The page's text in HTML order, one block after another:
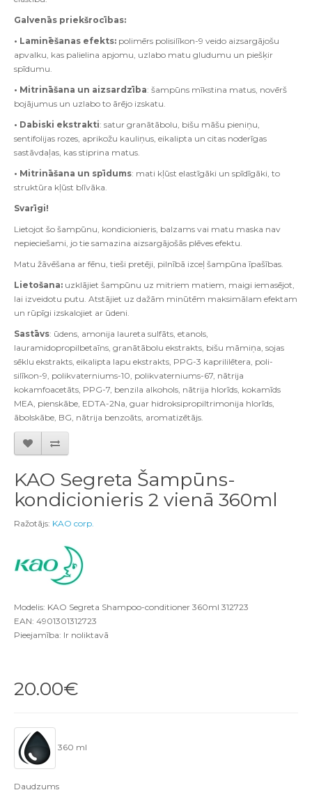
Galvenās priekšrocības:
• Laminēšanas efekts: polimērs polisilīkon-9 veido aizsargājošu
apvalku, kas palielina apjomu, uzlabo matu gludumu un piešķir
spīdumu.
• Mitrināšana un aizsardzība: šampūns mīkstina matus, novērš
bojājumus un uzlabo to ārējo izskatu.
• Dabiski ekstrakti: satur granātābolu, bišu māšu pieniņu,
sentifolijas rozes, aprikožu kauliņus, eikalipta un citas noderīgas
sastāvdaļas, kas stiprina matus.
• Mitrināšana un spīdums: mati kļūst elastīgāki un spīdīgāki, to
struktūra kļūst blīvāka.
Svarīgi!
Lietojot šo šampūnu, kondicionieris, balzams vai matu maska nav
nepieciešami, jo tie samazina aizsargājošās plēves efektu.
Matu žāvēšana ar fēnu, tieši pretēji, pilnībā izceļ šampūna īpašības.
Lietošana: uzklājiet šampūnu uz mitriem matiem, maigi iemasējot,
lai izveidotu putu. Atstājiet uz dažām minūtēm maksimālam efektam
un rūpīgi izskalojiet ar ūdeni.
Sastāvs: ūdens, amonija laureta sulfāts, etanols,
lauramidopropilbetaīns, granātābolu ekstrakts, bišu māmiņa, sojas
sēklu ekstrakts, eikalipta lapu ekstrakts, PPG-3 kaprililētera, poli-
silīkon-9, polikvaterniums-10, polikvaterniums-67, nātrija
kokamfoacetāts, PPG-7, benzila alkohols, nātrija hlorīds, kokamīds
MEA, pienskābe, EDTA-2Na, guar hidroksipropiltrimonija hlorīds,
ābolskābe, BG, nātrija benzoāts, aromatizētājs.
KAO Segreta Šampūns-
kondicionieris 2 vienā 360ml
Ražotājs: KAO corp.
Modelis: KAO Segreta Shampoo-conditioner 360ml 312723
EAN: 4901301312723
Pieejamība: Ir noliktavā
20.00€
360 ml
Daudzums